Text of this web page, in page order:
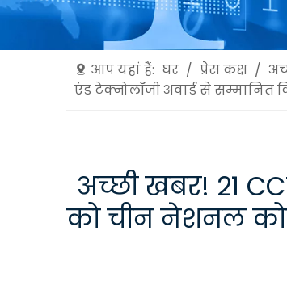
आप यहां हैं: घर / प्रेस कक्ष /
एंड टेक्नोलॉजी अवार्ड से सम्मानित
अच्छी खबर! 21
को चीन नेशनल